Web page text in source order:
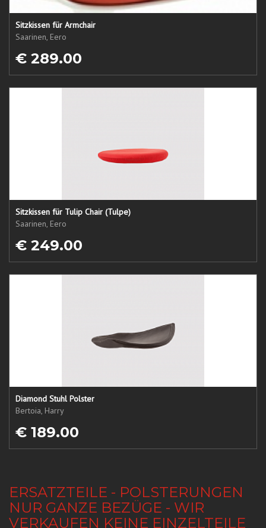
Sitzkissen für Armchair
Saarinen, Eero
€ 289.00
Sitzkissen für Tulip Chair (Tulpe)
Saarinen, Eero
€ 249.00
Diamond Stuhl Polster
Bertoia, Harry
€ 189.00
ERSATZTEILE - POLSTERUNGEN
NUR GANZE BEZÜGE - WIR
VERKAUFEN KEINE EINZELTEILE